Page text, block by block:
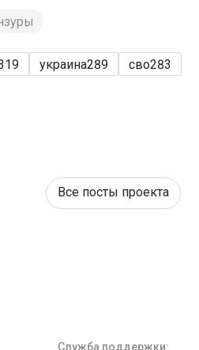
украина289 сво283
Все посты проекта
Служба поддержки: